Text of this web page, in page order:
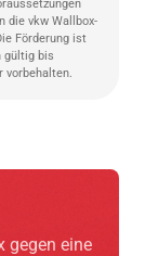
die vkw Wallbox-
Förderung ist
gültig bis
vorbehalten.
gegen eine